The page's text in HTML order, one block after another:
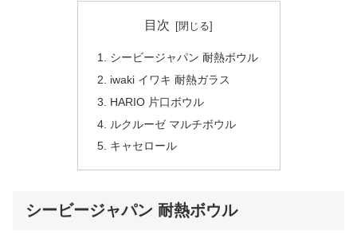
目次
シービージャパン 耐熱ボウル
iwaki イワキ 耐熱ガラス
HARIO 片口ボウル
ルクルーゼ マルチボウル
キャセロール
シービージャパン 耐熱ボウル